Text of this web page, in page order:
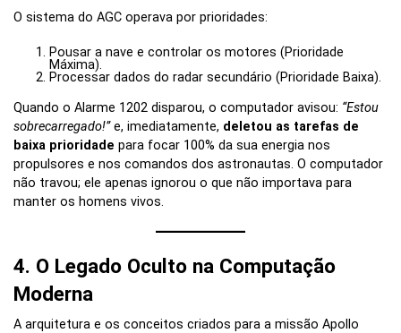
O sistema do AGC operava por prioridades:
Pousar a nave e controlar os motores (Prioridade
Máxima).
Processar dados do radar secundário (Prioridade Baixa).
Quando o Alarme 1202 disparou, o computador avisou: “Estou
sobrecarregado!”e, imediatamente, deletou as tarefas de
baixa prioridade para focar 100% da sua energia nos
propulsores e nos comandos dos astronautas. O computador
não travou; ele apenas ignorou o que não importava para
manter os homens vivos.
4. O Legado Oculto na Computação
Moderna
A arquitetura e os conceitos criados para a missão Apollo